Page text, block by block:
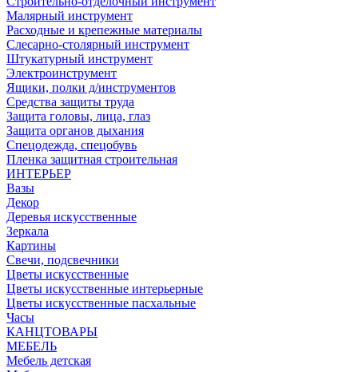
Малярный инструмент
Расходные и крепежные материалы
Слесарно-столярный инструмент
Штукатурный инструмент
Электроинструмент
Ящики, полки д/инструментов
Средства защиты труда
Защита головы, лица, глаз
Защита органов дыхания
Спецодежда, спецобувь
Пленка защитная строительная
ИНТЕРЬЕР
Вазы
Декор
Деревья искусственные
Зеркала
Картины
Свечи, подсвечники
Цветы искусственные
Цветы искусственные интерьерные
Цветы искусственные пасхальные
Часы
КАНЦТОВАРЫ
МЕБЕЛЬ
Мебель детская